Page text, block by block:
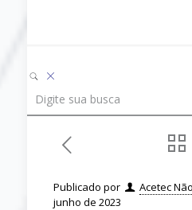
Publicado por Acetec
junho de 2023